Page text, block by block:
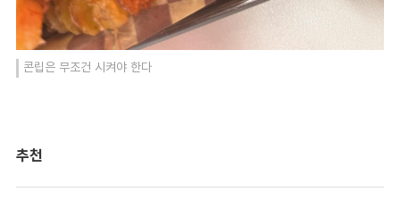
콘립은 무조건 시켜야 한다
추천